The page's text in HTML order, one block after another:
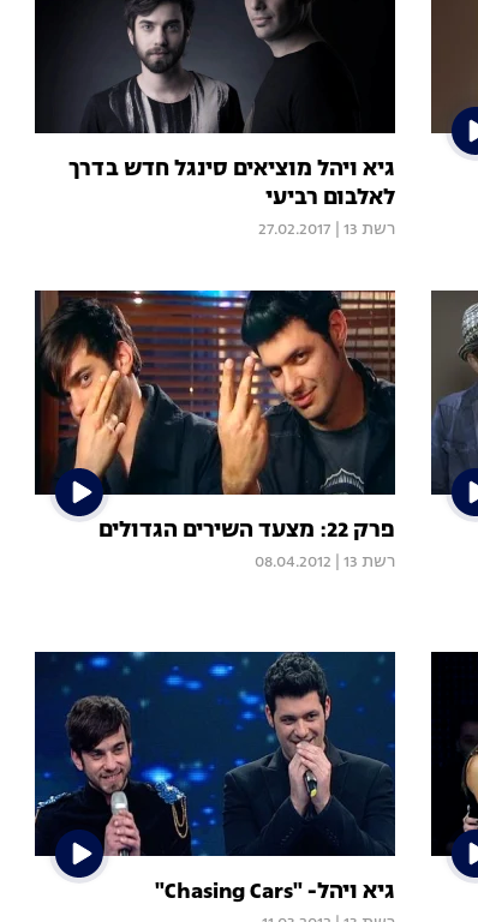
גיא ויהל מוציאים סינגל חדש בדרך
לאלבום רביעי
רשת 13 27.02.2017
פרק 22: מצעד השירים הגדולים
רשת 13 08.04.2012
גיא ויהל- "Chasing Cars"